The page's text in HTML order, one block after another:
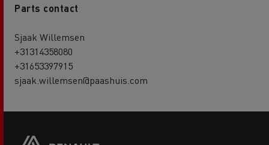
Parts contact
Sjaak Willemsen
+31314358080
+31653397915
sjaak.willemsen@paashuis.com